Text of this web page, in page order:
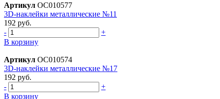
Артикул ОС010577
3D-наклейки металлические №11
192 руб.
-
+
В корзину
Артикул ОС010574
3D-наклейки металлические №17
192 руб.
-
+
В корзину